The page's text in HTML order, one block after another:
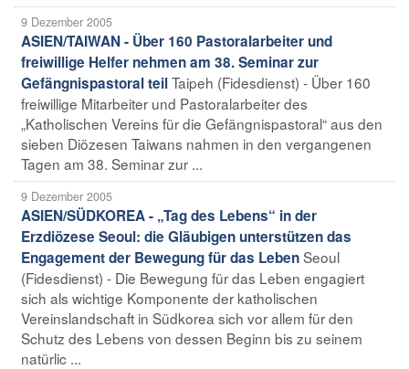
9 Dezember 2005
ASIEN/TAIWAN - Über 160 Pastoralarbeiter und
freiwillige Helfer nehmen am 38. Seminar zur
Gefängnispastoral teilTaipeh (Fidesdienst) - Über 160
freiwillige Mitarbeiter und Pastoralarbeiter des
„Katholischen Vereins für die Gefängnispastoral“ aus den
sieben Diözesen Taiwans nahmen in den vergangenen
Tagen am 38. Seminar zur ...
9 Dezember 2005
ASIEN/SÜDKOREA - „Tag des Lebens“ in der
Erzdiözese Seoul: die Gläubigen unterstützen das
Engagement der Bewegung für das LebenSeoul
(Fidesdienst) - Die Bewegung für das Leben engagiert
sich als wichtige Komponente der katholischen
Vereinslandschaft in Südkorea sich vor allem für den
Schutz des Lebens von dessen Beginn bis zu seinem
natürlic ...